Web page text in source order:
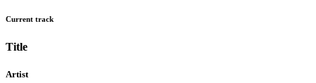
Current track
Title
Artist